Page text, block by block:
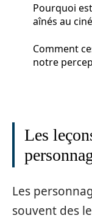
Pourquoi
aînés au
Comment
notre
Les
Les
souvent des